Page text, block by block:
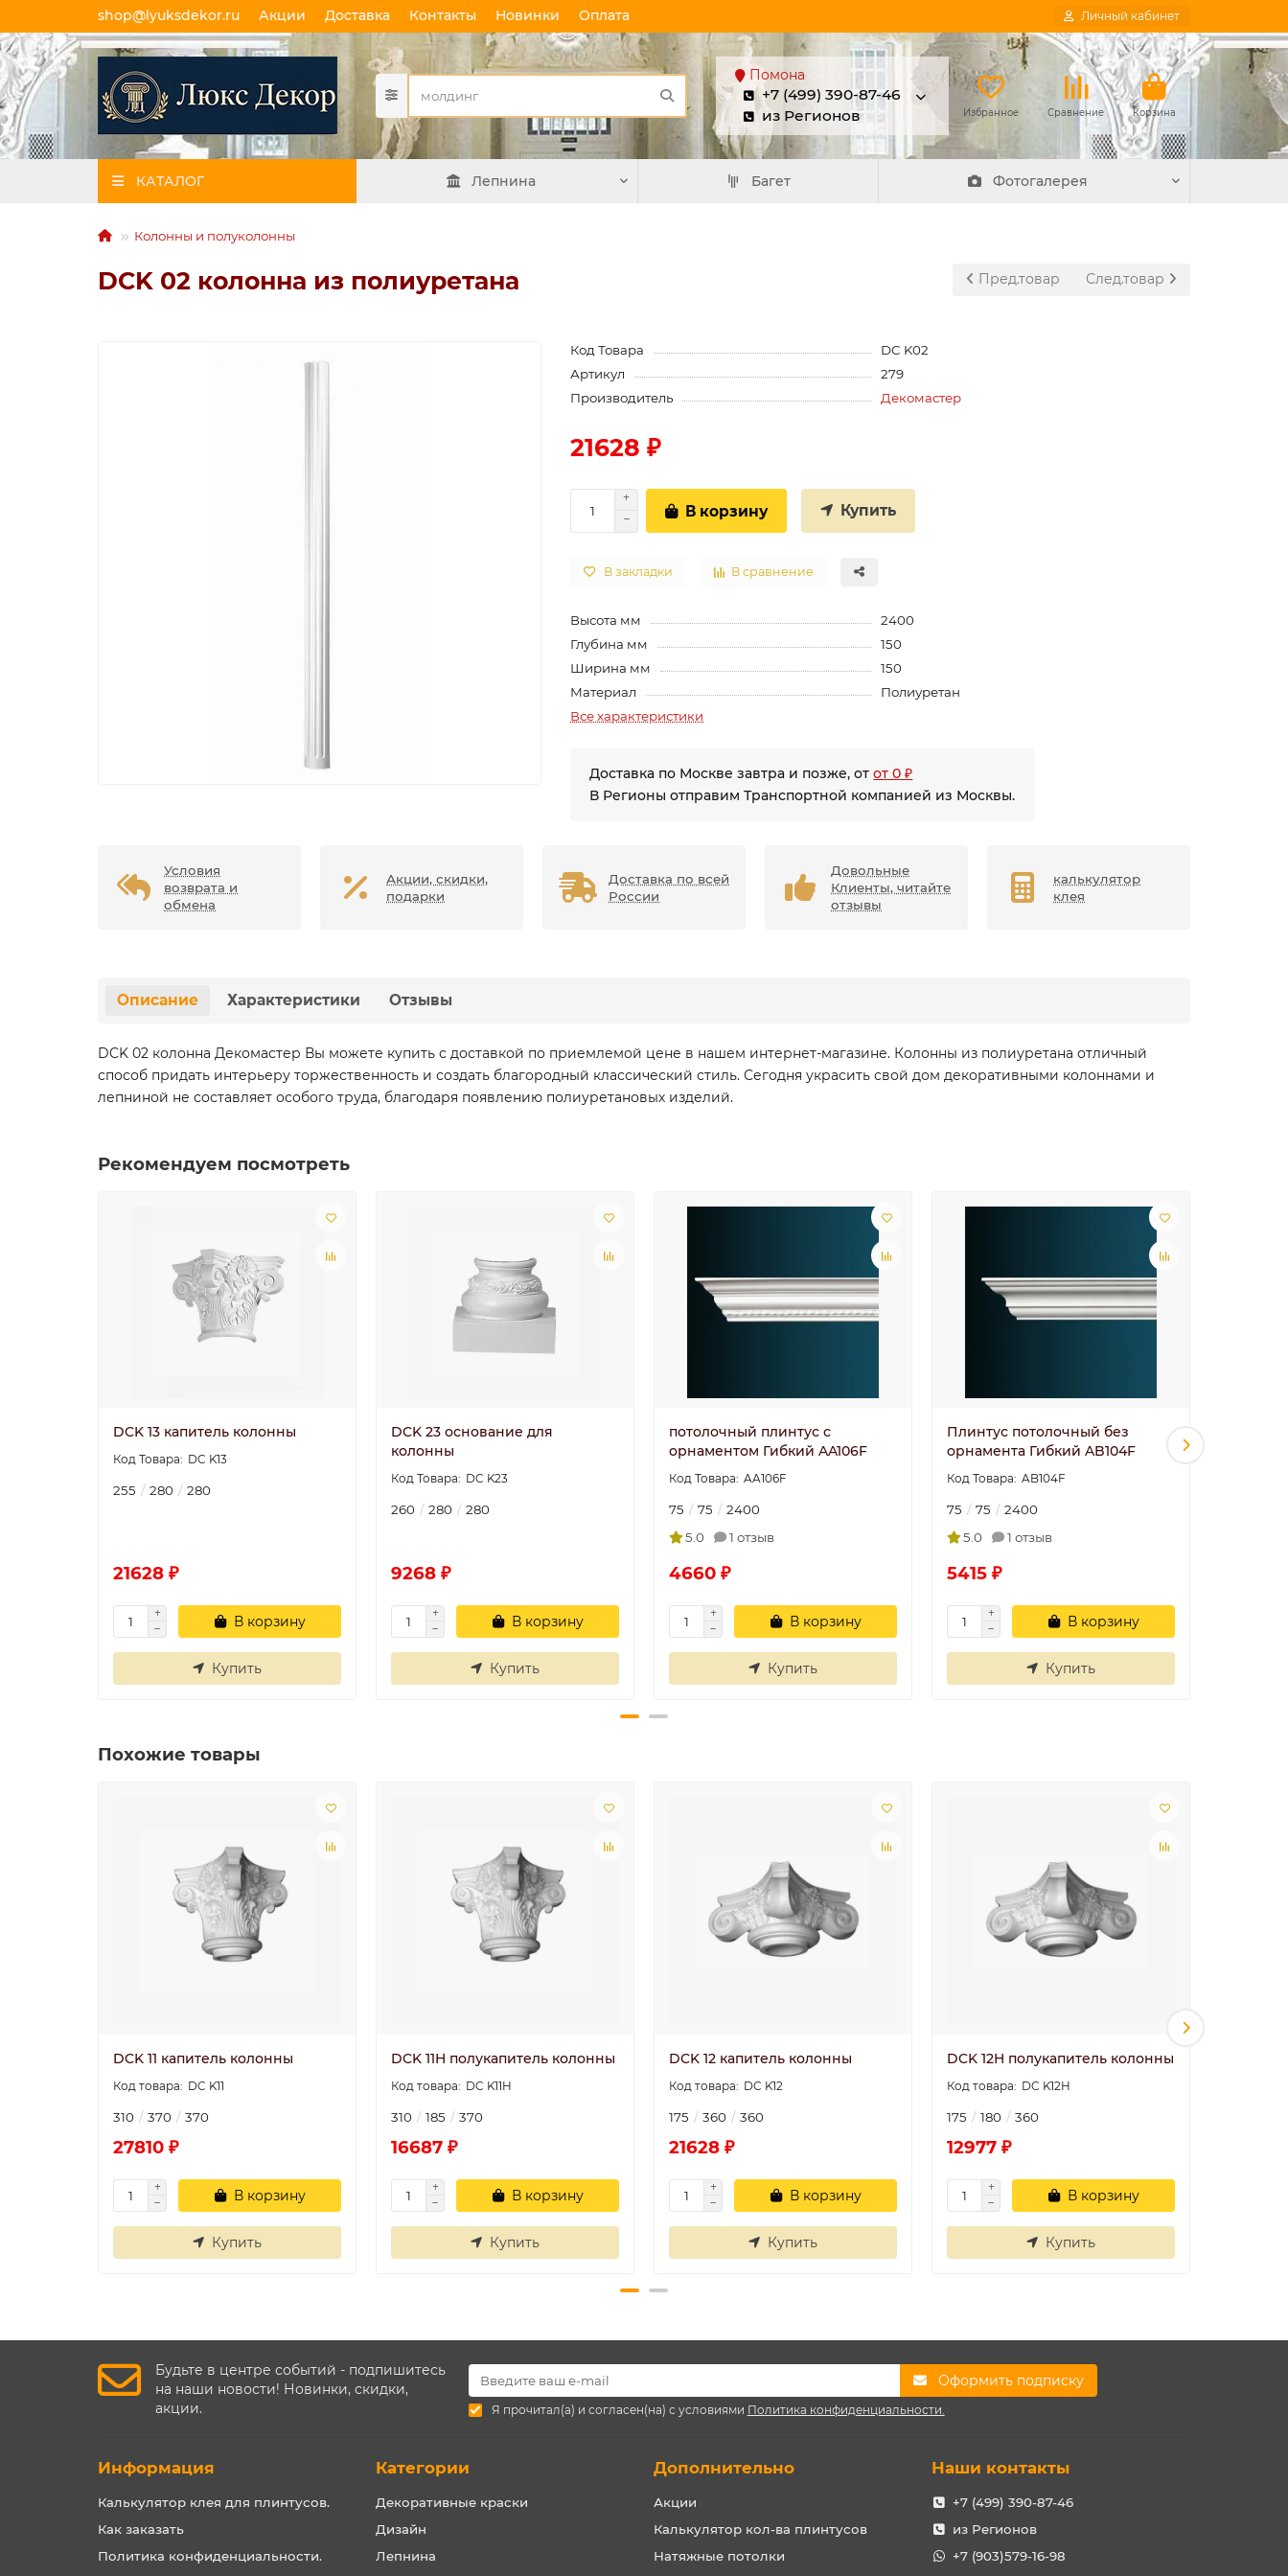
shop@lyuksdekor.ru Акции Доставка Контакты Новинки Оплата Личный кабинет
Помона
+7 (499) 390-87-46
из Регионов
Избранное Сравнение Корзина
КАТАЛОГ Лепнина Багет Фотогалерея
Колонны и полуколонны
Пред.товар След.товар
DCK 02 колонна из полиуретана
Код Товара
DC K02
Артикул
279
Производитель
Декомастер
21628 ₽
В корзину Купить
В закладки В сравнение
Высота мм
2400
Глубина мм
150
Ширина мм
150
Материал
Полиуретан
Все характеристики
Доставка по Москве завтра и позже, отот 0 ₽
В Регионы отправим Транспортной компанией из Москвы.
Условия
возврата и
обмена
Акции, скидки,
подарки
Доставка по всей
России
Довольные
Клиенты, читайте
отзывы
калькулятор
клея
Описание Характеристики Отзывы
DCK 02 колонна Декомастер Вы можете купить с доставкой по приемлемой цене в нашем интернет-магазине. Колонны из полиуретана отличный
способ придать интерьеру торжественность и создать благородный классический стиль. Сегодня украсить свой дом декоративными колоннами и
лепниной не составляет особого труда, благодаря появлению полиуретановых изделий.
Рекомендуем посмотреть
DCK 13 капитель колонны
DC K13
255 280 280
21628 ₽
В корзину
Купить
DCK 23 основание для
колонны
DC K23
260 280 280
9268 ₽
В корзину
Купить
потолочный плинтус с
орнаментом Гибкий AA106F
AA106F
75 75
2400
5.0
1 отзыв
4660 ₽
В корзину
Купить
Плинтус потолочный без
орнамента Гибкий AB104F
AB104F
75 75
2400
5.0
1 отзыв
5415 ₽
В корзину
Купить
Похожие товары
DCK 11 капитель колонны
DC K11
310 370 370
27810 ₽
В корзину
Купить
DCK 11H полукапитель колонны
DC K11H
310 185 370
16687 ₽
В корзину
Купить
DCK 12 капитель колонны
DC K12
175 360 360
21628 ₽
В корзину
Купить
DCK 12H полукапитель колонны
DC K12H
175 180 360
12977 ₽
В корзину
Купить
Будьте в центре событий - подпишитесь
на наши новости! Новинки, скидки,
акции.
Оформить подписку
Я прочитал(а) и согласен(на) с условиями Политика конфиденциальности.
Информация
Калькулятор клея для плинтусов.
Как заказать
Политика конфиденциальности.
Категории
Декоративные краски
Дизайн
Лепнина
Дополнительно
Акции
Калькулятор кол-ва плинтусов
Натяжные потолки
Наши контакты
+7 (499) 390-87-46
из Регионов
+7 (903)579-16-98